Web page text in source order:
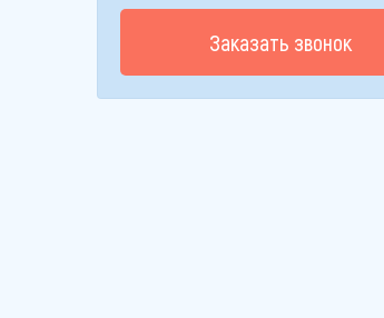
Заказать звонок